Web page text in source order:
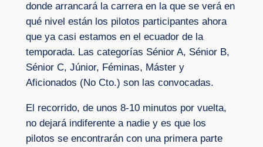
donde arrancará la carrera en la que se verá en
qué nivel están los pilotos participantes ahora
que ya casi estamos en el ecuador de la
temporada. Las categorías Sénior A, Sénior B,
Sénior C, Júnior, Féminas, Máster y
Aficionados (No Cto.) son las convocadas.
El recorrido, de unos 8-10 minutos por vuelta,
no dejará indiferente a nadie y es que los
pilotos se encontrarán con una primera parte